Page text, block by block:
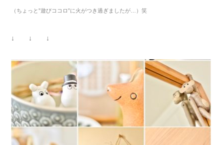
（ちょっと”遊びココロ”に火がつき過ぎましたが…）笑
↓ ↓ ↓